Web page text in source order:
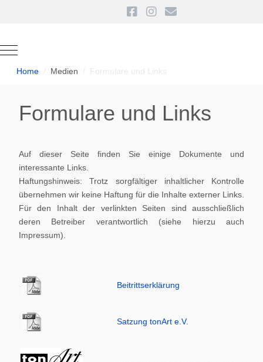
Mobile Menu Toggle
Home Medien Formulare und Links
Formulare und Links
Auf dieser Seite finden Sie einige Dokumente und
interessante Links.
Haftungshinweis: Trotz sorgfältiger inhaltlicher Kontrolle
übernehmen wir keine Haftung für die Inhalte externer Links.
Für den Inhalt der verlinkten Seiten sind ausschließlich
deren Betreiber verantwortlich (siehe hierzu auch
Impressum).
Beitrittserklärung
Satzung tonArt e.V.